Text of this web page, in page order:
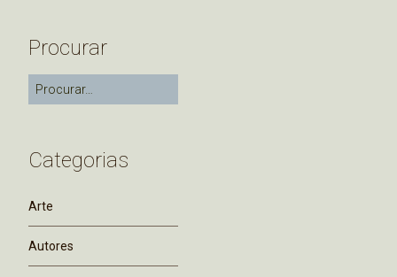
Procurar
Categorias
Arte
Autores